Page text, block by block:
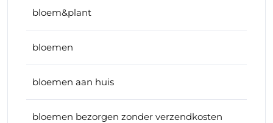
bloem&plant
bloemen
bloemen aan huis
bloemen bezorgen zonder verzendkosten